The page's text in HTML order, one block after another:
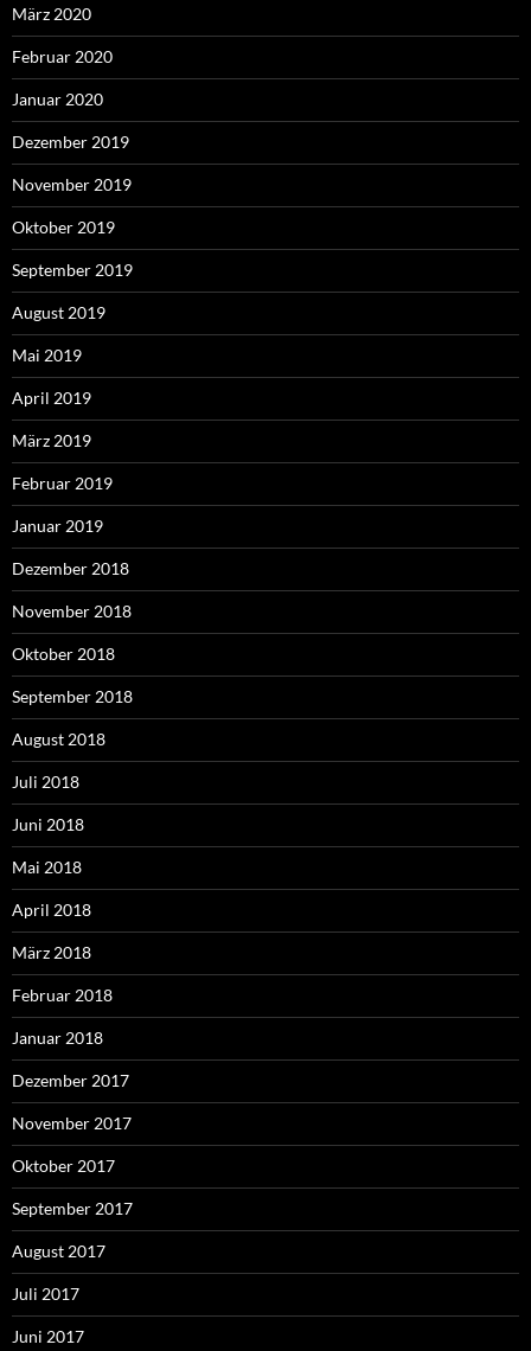
März 2020
Februar 2020
Januar 2020
Dezember 2019
November 2019
Oktober 2019
September 2019
August 2019
Mai 2019
April 2019
März 2019
Februar 2019
Januar 2019
Dezember 2018
November 2018
Oktober 2018
September 2018
August 2018
Juli 2018
Juni 2018
Mai 2018
April 2018
März 2018
Februar 2018
Januar 2018
Dezember 2017
November 2017
Oktober 2017
September 2017
August 2017
Juli 2017
Juni 2017